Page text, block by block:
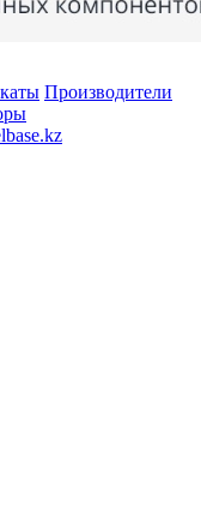
Производители